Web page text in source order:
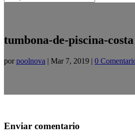
tumbona-de-piscina-
porpoolnova | Mar 7, 2019 | 0
Enviar comentario